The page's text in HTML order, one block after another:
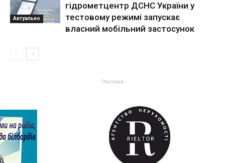
Актуально
гідрометцентр ДСНС України у
тестовому режимі запускає
власний мобільний застосунок
- Реклама -